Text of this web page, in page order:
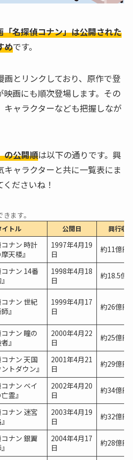
「名探偵コナン」は公開された
めです。
画とリンクしており、原作で登
画にも順次登場します。その
キャラクターなども把握しなが
の公開順は以下の通りです。興
ャラクターと共に一覧表にま
ださいね！
イトル 公開日 興行収
コナン 時計
天楼』
1997年4月19
日
約11億円
コナン 14番
1998年4月18
日
約18.5億
コナン 世紀
』
1999年4月17
日
約26億円
コナン 瞳の
』
2000年4月22
日
約25億円
コナン 天国
トダウン』
2001年4月21
日
約29億円
コナン ベイ
霊』
2002年4月20
日
約34億円
コナン 迷宮
2003年4月19
日
約32億円
コナン 銀翼
2004年4月17
日
約28億円